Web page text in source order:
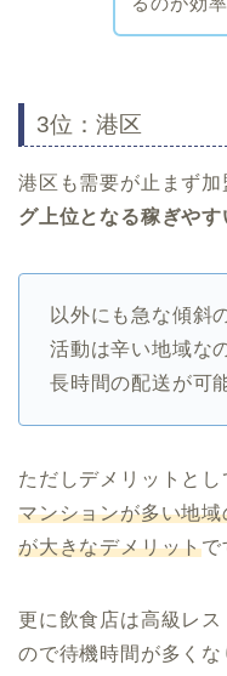
3位：港区
港区も需要が止まず加
グ上位となる稼ぎや
以外にも急な傾斜
活動は辛い地域な
長時間の配送が可
ただしデメリットとし
マンションが多い地
が大きなデメリットで
更に飲食店は高級レ
ので待機時間が多く